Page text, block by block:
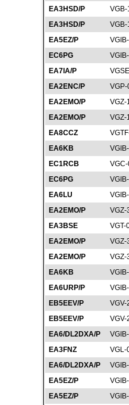
EA3HSD/P
EA3HSD/P
EA5EZ/P
EC6PG
EA7IA/P
EA2ENC/P
EA2EMO/P
VGZ-
EA2EMO/P
VGZ-
EA8CCZ
EA6KB
EC1RCB
EC6PG
EA6LU
EA2EMO/P
VGZ-
EA3BSE
VGT-
EA2EMO/P
VGZ-
EA2EMO/P
VGZ-
EA6KB
EA6URP/P
EB5EEV/P
VGV-
EB5EEV/P
VGV-
EA6/DL2DXA/P
EA3FNZ
VGL-
EA6/DL2DXA/P
EA5EZ/P
EA5EZ/P